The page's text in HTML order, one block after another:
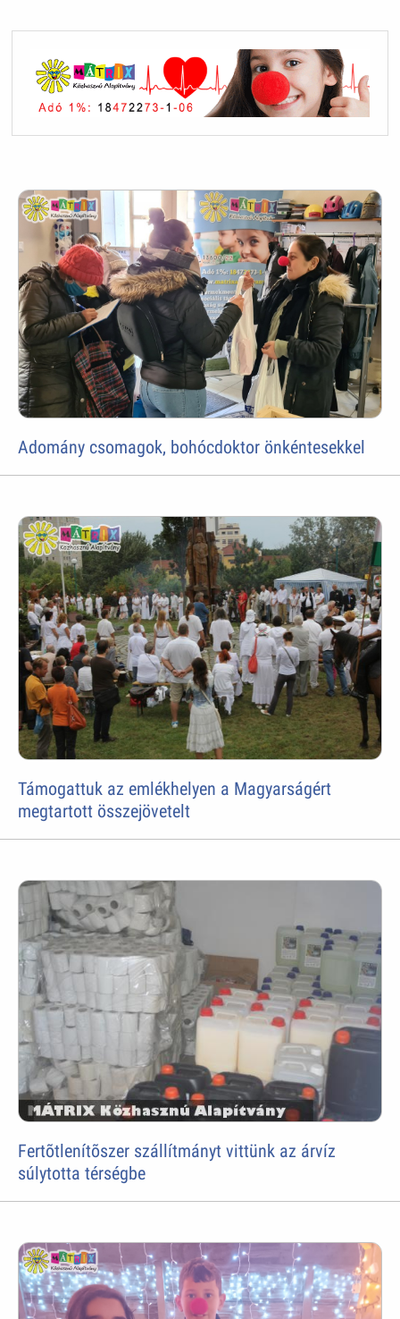
Adomány csomagok, bohócdoktor önkéntesekkel
Támogattuk az emlékhelyen a Magyarságért
megtartott összejövetelt
Fertõtlenítõszer szállítmányt vittünk az árvíz
súlytotta térségbe